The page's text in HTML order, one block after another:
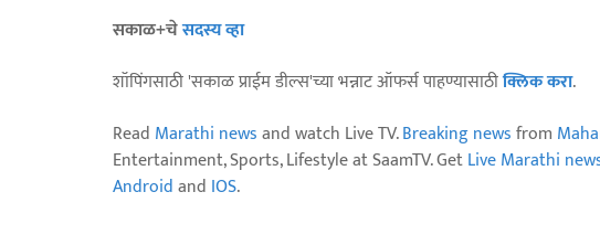
सकाळ+चेसदस्य व्हा
शॉपिंगसाठी 'सकाळ प्राईम डील्स'च्या भन्नाट ऑफर्स पाहण्यासाठीक्लिक करा.
Read Marathi newsand watch Live TV.Breaking newsfrom
Entertainment, Sports, Lifestyle at SaamTV. GetLive Marathi
Androidand IOS.